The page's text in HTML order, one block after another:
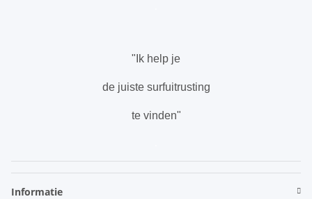
"Ik help je
de juiste surfuitrusting
te vinden"
Informatie